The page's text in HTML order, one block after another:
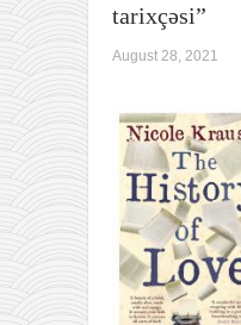
tarixçəsi”
August 28, 2021